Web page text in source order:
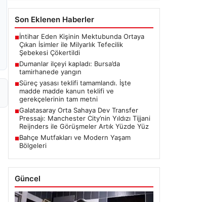
Son Eklenen Haberler
■İntihar Eden Kişinin Mektubunda Ortaya
Çıkan İsimler ile Milyarlık Tefecilik
Şebekesi Çökertildi
■Dumanlar ilçeyi kapladı: Bursa’da
tamirhanede yangın
■Süreç yasası teklifi tamamlandı. İşte
madde madde kanun teklifi ve
gerekçelerinin tam metni
■Galatasaray Orta Sahaya Dev Transfer
Pressajı: Manchester City’nin Yıldızı Tijjani
Reijnders ile Görüşmeler Artık Yüzde Yüz
■Bahçe Mutfakları ve Modern Yaşam
Bölgeleri
Güncel